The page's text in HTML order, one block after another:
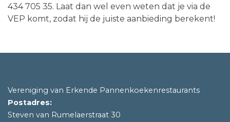
434 705 35. Laat dan wel even weten dat je via de
VEP komt, zodat hij de juiste aanbieding berekent!
Vereniging van Erkende Pannenkoekenrestaurants
Postadres:
Steven van Rumelaerstraat 30